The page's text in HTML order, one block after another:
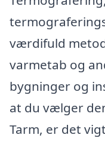
værdifuld
varmetab og
bygninger og
at du vælger
Tarm, er det